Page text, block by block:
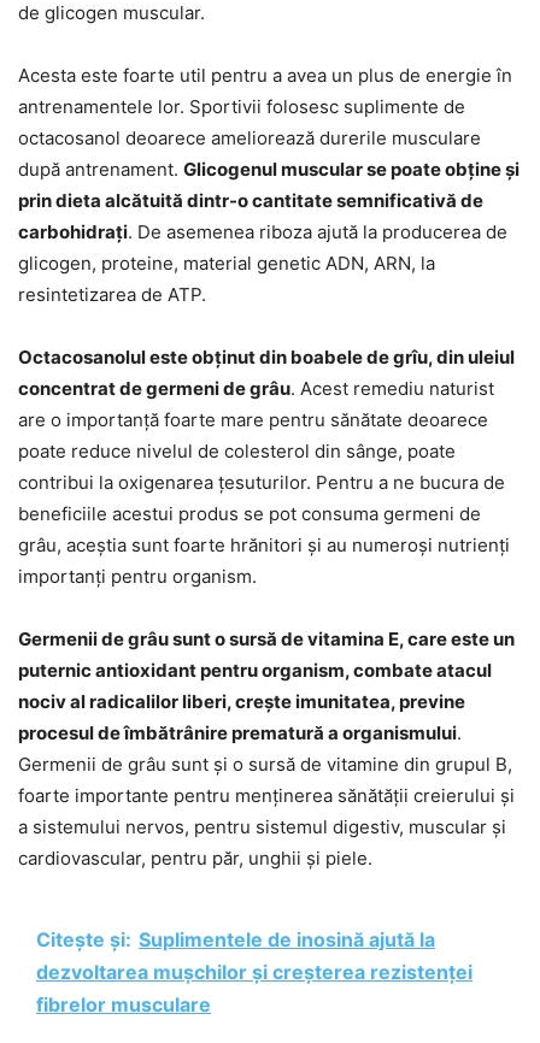
de glicogen muscular.
Acesta este foarte util pentru a avea un plus de energie în
antrenamentele lor. Sportivii folosesc suplimente de
octacosanol deoarece ameliorează durerile musculare
după antrenament. Glicogenul muscular se poate obține și
prin dieta alcătuită dintr-o cantitate semnificativă de
carbohidrați. De asemenea riboza ajută la producerea de
glicogen, proteine, material genetic ADN, ARN, la
resintetizarea de ATP.
Octacosanolul este obținut din boabele de grîu, din uleiul
concentrat de germeni de grâu. Acest remediu naturist
are o importanță foarte mare pentru sănătate deoarece
poate reduce nivelul de colesterol din sânge, poate
contribui la oxigenarea țesuturilor. Pentru a ne bucura de
beneficiile acestui produs se pot consuma germeni de
grâu, aceștia sunt foarte hrănitori și au numeroși nutrienți
importanți pentru organism.
Germenii de grâu sunt o sursă de vitamina E, care este un
puternic antioxidant pentru organism, combate atacul
nociv al radicalilor liberi, crește imunitatea, previne
procesul de îmbătrânire prematură a organismului.
Germenii de grâu sunt și o sursă de vitamine din grupul B,
foarte importante pentru menținerea sănătății creierului și
a sistemului nervos, pentru sistemul digestiv, muscular și
cardiovascular, pentru păr, unghii și piele.
Citește și: Suplimentele de inosină ajută la
dezvoltarea mușchilor și creșterea rezistenței
fibrelor musculare